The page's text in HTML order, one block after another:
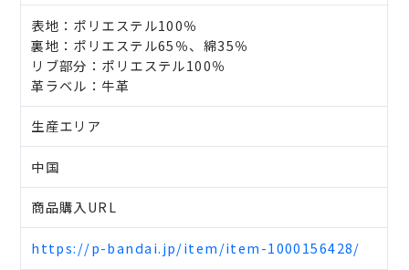
表地：ポリエステル100％
裏地：ポリエステル65％、綿35％
リブ部分：ポリエステル100％
革ラベル：牛革
生産エリア
中国
商品購入URL
https://p-bandai.jp/item/item-1000156428/